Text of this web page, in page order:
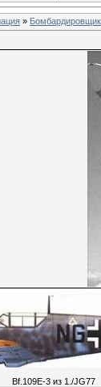
»
Bf.109E-3 из 1./JG77